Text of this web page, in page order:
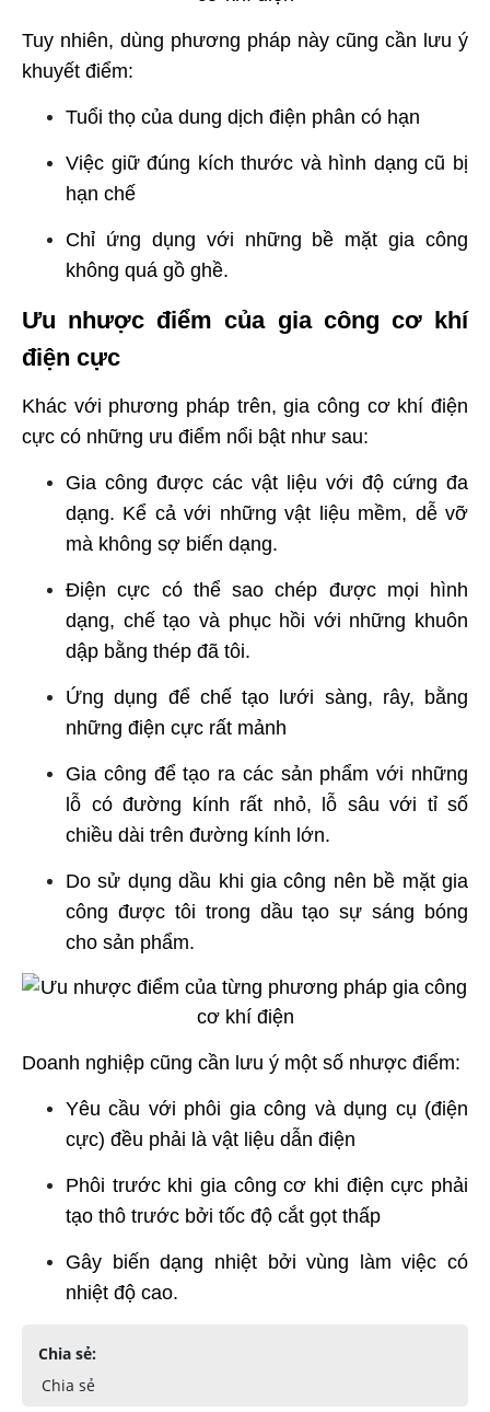
Tuy nhiên, dùng phương pháp này cũng cần lưu ý
khuyết điểm:
Tuổi thọ của dung dịch điện phân có hạn
Việc giữ đúng kích thước và hình dạng cũ bị
hạn chế
Chỉ ứng dụng với những bề mặt gia công
không quá gồ ghề.
Ưu nhược điểm của gia công cơ khí
điện cực
Khác với phương pháp trên, gia công cơ khí điện
cực có những ưu điểm nổi bật như sau:
Gia công được các vật liệu với độ cứng đa
dạng. Kể cả với những vật liệu mềm, dễ vỡ
mà không sợ biến dạng.
Điện cực có thể sao chép được mọi hình
dạng, chế tạo và phục hồi với những khuôn
dập bằng thép đã tôi.
Ứng dụng để chế tạo lưới sàng, rây, bằng
những điện cực rất mảnh
Gia công để tạo ra các sản phẩm với những
lỗ có đường kính rất nhỏ, lỗ sâu với tỉ số
chiều dài trên đường kính lớn.
Do sử dụng dầu khi gia công nên bề mặt gia
công được tôi trong dầu tạo sự sáng bóng
cho sản phẩm.
Doanh nghiệp cũng cần lưu ý một số nhược điểm:
Yêu cầu với phôi gia công và dụng cụ (điện
cực) đều phải là vật liệu dẫn điện
Phôi trước khi gia công cơ khi điện cực phải
tạo thô trước bởi tốc độ cắt gọt thấp
Gây biến dạng nhiệt bởi vùng làm việc có
nhiệt độ cao.
Chia sẻ:
Chia sẻ